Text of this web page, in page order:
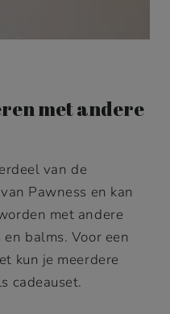
met andere
van de
Pawness en kan
met andere
balms. Voor een
kun je meerdere
cadeauset.